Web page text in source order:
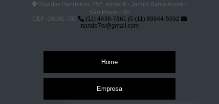
Rua das Bandeiras, 356, andar 6 - Jardim Santo André -
São Paulo - SP
CEP: 09090-780
(11) 4436-7861
(11) 99844-5992
nando7w@gmail.com
Home
Empresa